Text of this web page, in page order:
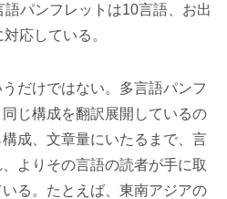
パンフレットは10言語、お出
応している。
だけではない。多言語パンフ
じ構成を翻訳展開しているの
成、文章量にいたるまで、言
よりその言語の読者が手に取
る。たとえば、東南アジアの